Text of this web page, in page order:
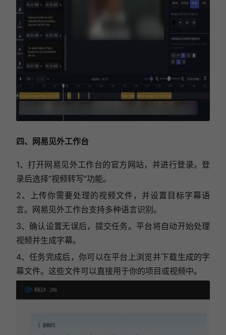
四、网易见外工作台
1、打开网易见外工作台的官方网站，并进行登录。登
录后选择“视频转写”功能。
2、上传你需要处理的视频文件，并设置目标字幕语
言。网易见外工作台支持多种语言识别。
3、确认设置无误后，提交任务。平台将自动开始处理
视频并生成字幕。
4、任务完成后，你可以在平台上浏览并下载生成的字
幕文件。这些文件可以直接用于你的项目或视频中。